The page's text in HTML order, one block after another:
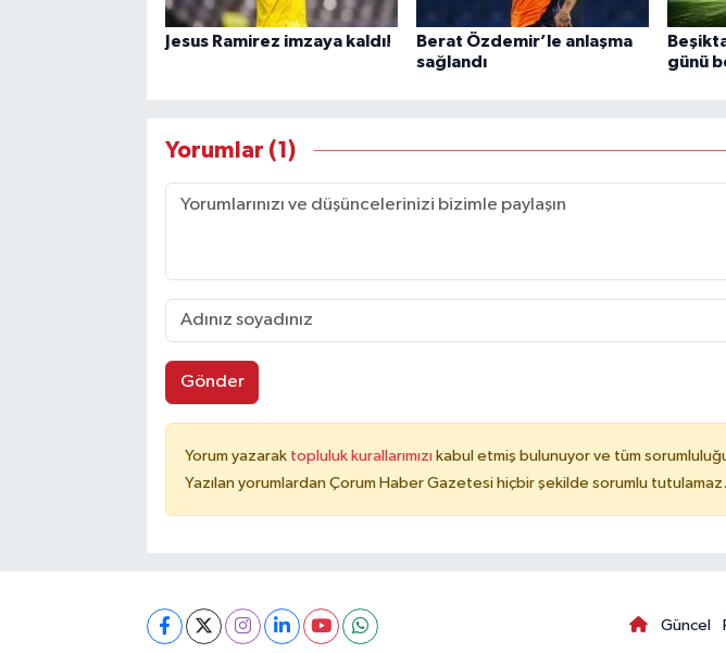
Jesus Ramirez imzaya kaldı!
Berat Özdemir’le anlaşma
sağlandı
günü
Yorumlar (1)
Gönder
Yorum yazarak topluluk kurallarımızı kabul etmiş bulunuyor ve tüm
Yazılan yorumlardan Çorum Haber Gazetesi hiçbir şekilde sorumlu tutulamaz.
Güncel